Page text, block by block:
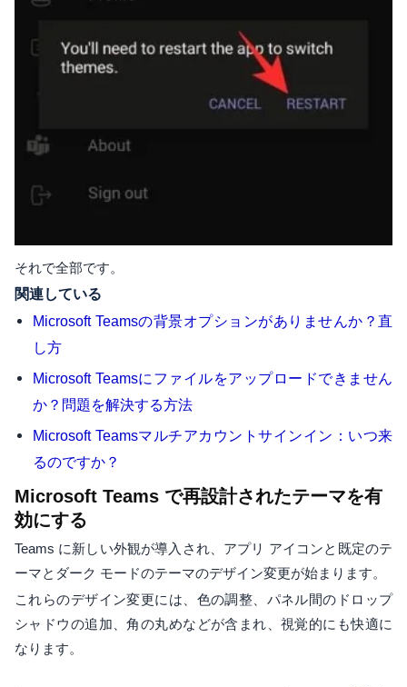
それで全部です。
関連している
Microsoft Teamsの背景オプションがありませんか？直
し方
Microsoft Teamsにファイルをアップロードできません
か？問題を解決する方法
Microsoft Teamsマルチアカウントサインイン：いつ来
るのですか？
Microsoft Teams で再設計されたテーマを有
効にする
Teams に新しい外観が導入され、アプリ アイコンと既定のテ
ーマとダーク モードのテーマのデザイン変更が始まります。
これらのデザイン変更には、色の調整、パネル間のドロップ
シャドウの追加、角の丸めなどが含まれ、視覚的にも快適に
なります。